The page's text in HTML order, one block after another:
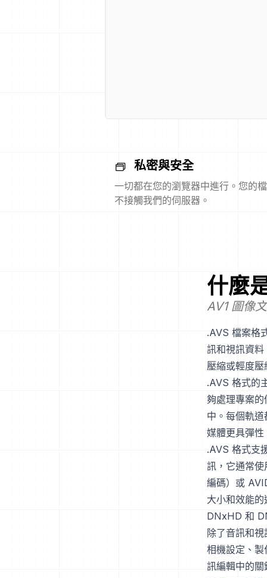
私密與安全
一切都在您的瀏覽器中進行。您的
不接觸我們的伺服器。
什麼
AV1 圖像
.AVS 檔案格
訊和視訊資
壓縮或輕度
.AVS 格式的
夠處理專案
中。每個軌
媒體更具彈性
.AVS 格式支
訊，它通常
編碼）或
大小和效能
DNxHD 和
除了音訊和
相機設定、
訊編輯中的